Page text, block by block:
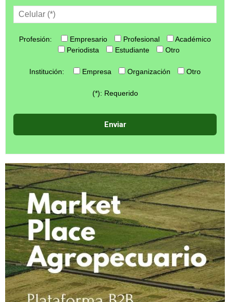
Profesión: Empresario Profesional
Académico
Periodista
Estudiante Otro
Institución: Empresa Organización Otro
(*): Requerido